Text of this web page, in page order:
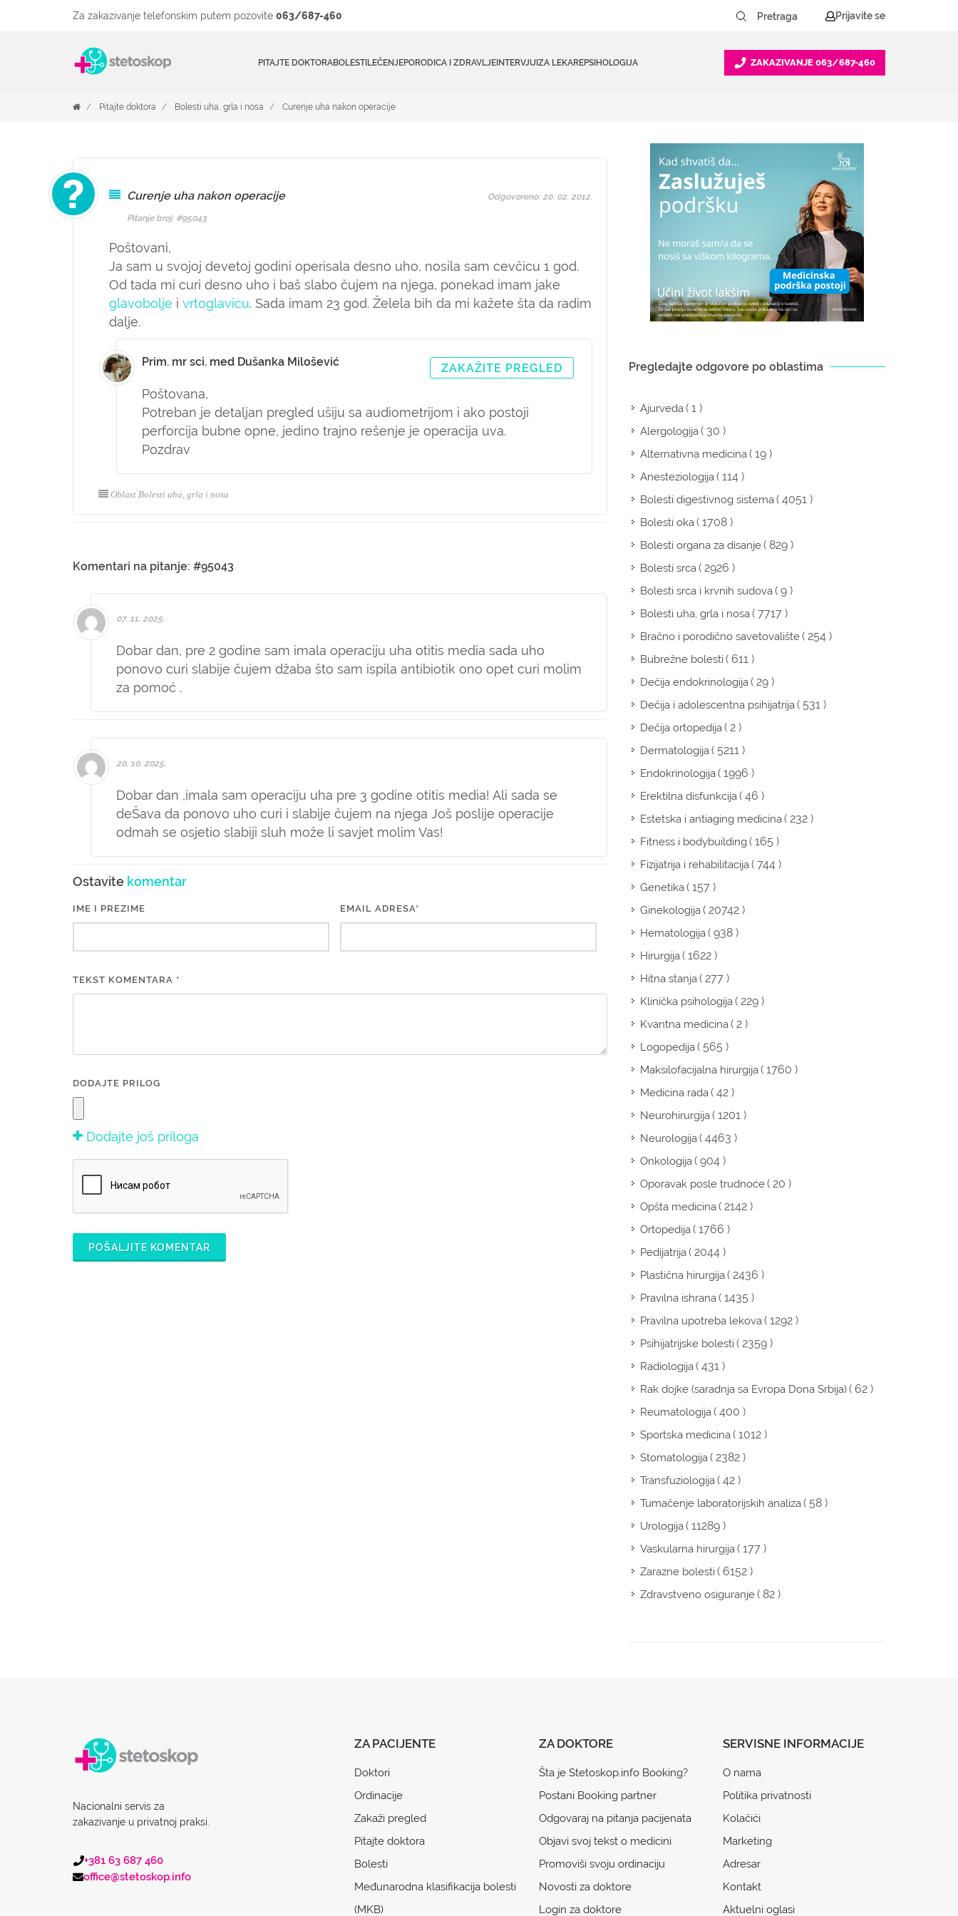
Za zakazivanje telefonskim putem pozovite 063/687-460 Prijavite se
PITAJTE DOKTORABOLESTILEČENJEPORODICA I ZDRAVLJEINTERVJUIZA LEKAREPSIHOLOGIJA ZAKAZIVANJE 063/687-460
Pitajte doktora Bolesti uha, grla i nosa Curenje uha nakon operacije
Curenje uha nakon operacije
Pitanje broj: #95043
Poštovani,
Ja sam u svojoj devetoj godini operisala desno uho, nosila sam cevčicu 1 god.
Od tada mi curi desno uho i baš slabo čujem na njega, ponekad imam jake
glavobolje i vrtoglavicu. Sada imam 23 god. Želela bih da mi kažete šta da radim
dalje.
Odgovoreno: 20. 02. 2012.
Prim. mr sci. med Dušanka Milošević ZAKAŽITE PREGLED
Poštovana,
Potreban je detaljan pregled ušiju sa audiometrijom i ako postoji
perforcija bubne opne, jedino trajno rešenje je operacija uva.
Pozdrav
Oblast Bolesti uha, grla i nosa
Komentari na pitanje: #95043
07. 11. 2025.
Dobar dan, pre 2 godine sam imala operaciju uha otitis media sada uho
ponovo curi slabije čujem džaba što sam ispila antibiotik ono opet curi molim
za pomoć .
20. 10. 2025.
Dobar dan ,imala sam operaciju uha pre 3 godine otitis media! Ali sada se
deŠava da ponovo uho curi i slabije čujem na njega Još poslije operacije
odmah se osjetio slabiji sluh može li savjet molim Vas!
Ostavite komentar
IME I PREZIME EMAIL ADRESA*
TEKST KOMENTARA *
DODAJTE PRILOG
Dodajte još priloga
POŠALJITE KOMENTAR
Pregledajte odgovore po oblastima
Ajurveda( 1 )
Alergologija( 30 )
Alternativna medicina( 19 )
Anesteziologija( 114 )
Bolesti digestivnog sistema( 4051 )
Bolesti oka( 1708 )
Bolesti organa za disanje( 829 )
Bolesti srca( 2926 )
Bolesti srca i krvnih sudova( 9 )
Bolesti uha, grla i nosa( 7717 )
Bračno i porodično savetovalište( 254 )
Bubrežne bolesti( 611 )
Dečija endokrinologija( 29 )
Dečija i adolescentna psihijatrija( 531 )
Dečija ortopedija( 2 )
Dermatologija( 5211 )
Endokrinologija( 1996 )
Erektilna disfunkcija( 46 )
Estetska i antiaging medicina( 232 )
Fitness i bodybuilding( 165 )
Fizijatrija i rehabilitacija( 744 )
Genetika( 157 )
Ginekologija( 20742 )
Hematologija( 938 )
Hirurgija( 1622 )
Hitna stanja( 277 )
Klinička psihologija( 229 )
Kvantna medicina( 2 )
Logopedija( 565 )
Maksilofacijalna hirurgija( 1760 )
Medicina rada( 42 )
Neurohirurgija( 1201 )
Neurologija( 4463 )
Onkologija( 904 )
Oporavak posle trudnoće( 20 )
Opšta medicina( 2142 )
Ortopedija( 1766 )
Pedijatrija( 2044 )
Plastična hirurgija( 2436 )
Pravilna ishrana( 1435 )
Pravilna upotreba lekova( 1292 )
Psihijatrijske bolesti( 2359 )
Radiologija( 431 )
Rak dojke (saradnja sa Evropa Dona Srbija)( 62 )
Reumatologija( 400 )
Sportska medicina( 1012 )
Stomatologija( 2382 )
Transfuziologija( 42 )
Tumačenje laboratorijskih analiza( 58 )
Urologija( 11289 )
Vaskularna hirurgija( 177 )
Zarazne bolesti( 6152 )
Zdravstveno osiguranje( 82 )
Nacionalni servis za
zakazivanje u privatnoj praksi.
+381 63 687 460
office@stetoskop.info
ZA PACIJENTE
Doktori
Ordinacije
Zakaži pregled
Pitajte doktora
Bolesti
Međunarodna klasifikacija bolesti
(MKB)
ZA DOKTORE
Šta je Stetoskop.info Booking?
Postani Booking partner
Odgovaraj na pitanja pacijenata
Objavi svoj tekst o medicini
Promoviši svoju ordinaciju
Novosti za doktore
Login za doktore
SERVISNE INFORMACIJE
O nama
Politika privatnosti
Kolačići
Marketing
Adresar
Kontakt
Aktuelni oglasi